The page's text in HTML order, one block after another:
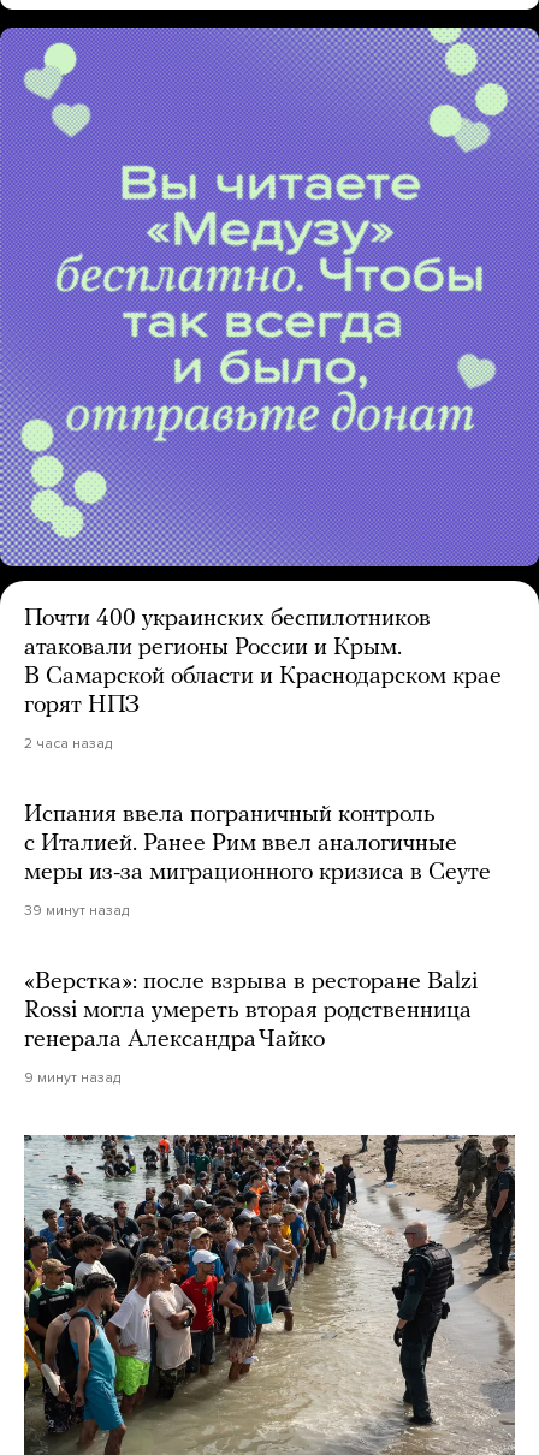
Почти 400 украинских беспилотников
атаковали регионы России и Крым.
В Самарской области и Краснодарском крае
горят НПЗ
2 часа назад
Испания ввела пограничный контроль
с Италией. Ранее Рим ввел аналогичные
меры из-за миграционного кризиса в Сеуте
39 минут назад
«Верстка»: после взрыва в ресторане Balzi
Rossi могла умереть вторая родственница
генерала Александра Чайко
9 минут назад